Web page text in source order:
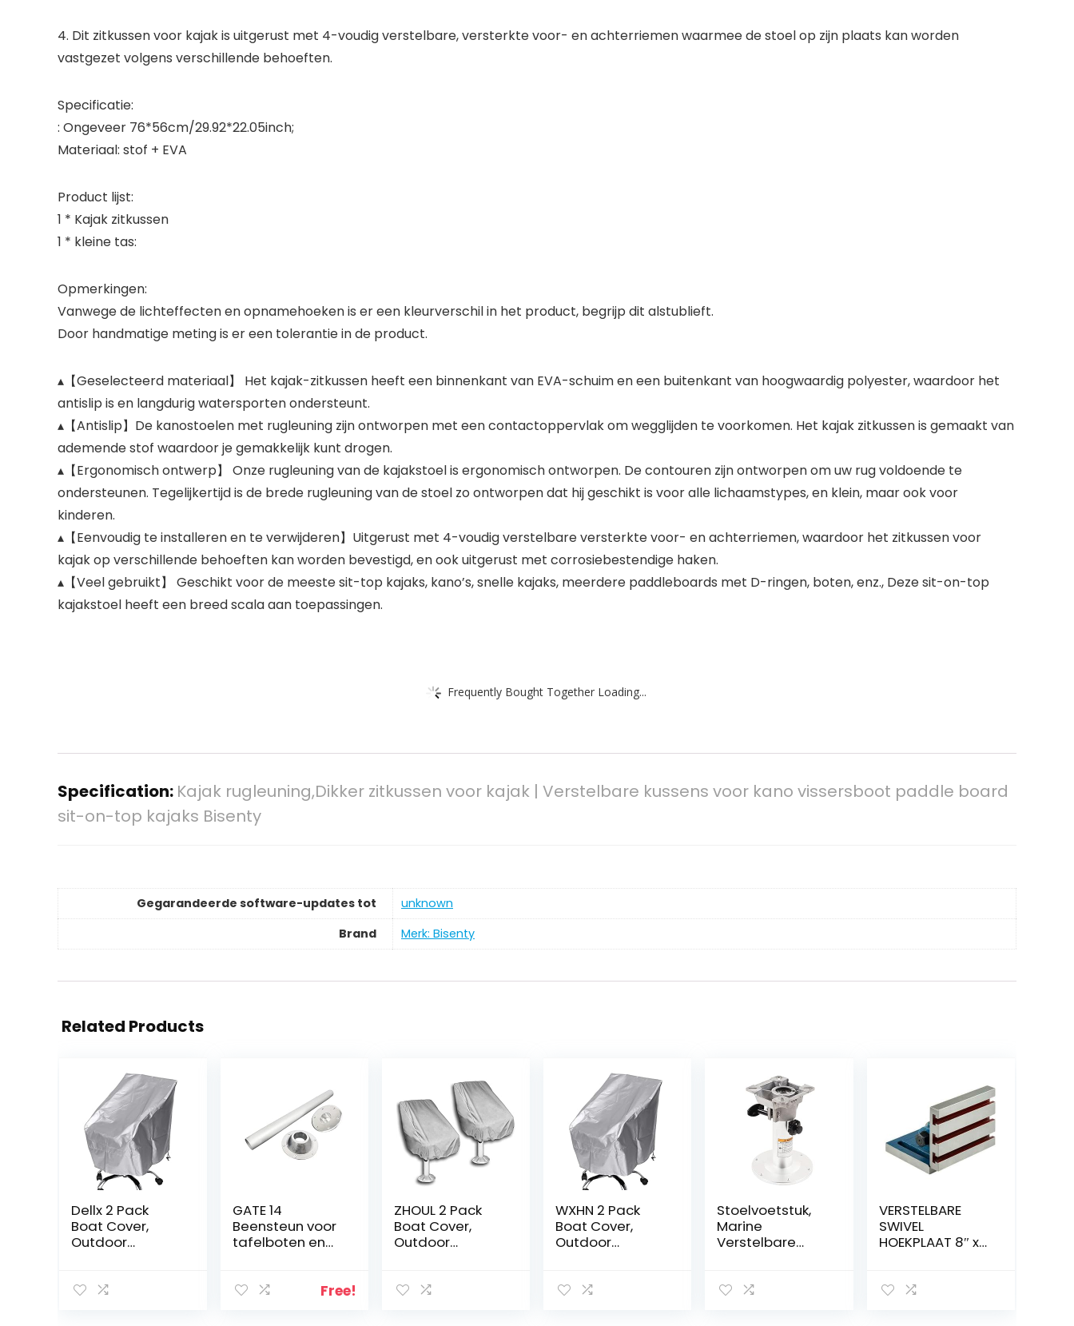
4. Dit zitkussen voor kajak is uitgerust met 4-voudig verstelbare, versterkte voor- en achterriemen waarmee de stoel op zijn plaats kan worden
vastgezet volgens verschillende behoeften.
Specificatie:
: Ongeveer 76*56cm/29.92*22.05inch;
Materiaal: stof + EVA
Product lijst:
1 * Kajak zitkussen
1 * kleine tas:
Opmerkingen:
Vanwege de lichteffecten en opnamehoeken is er een kleurverschil in het product, begrijp dit alstublieft.
Door handmatige meting is er een tolerantie in de product.
▴【Geselecteerd materiaal】 Het kajak-zitkussen heeft een binnenkant van EVA-schuim en een buitenkant van hoogwaardig polyester, waardoor het
antislip is en langdurig watersporten ondersteunt.
▴【Antislip】De kanostoelen met rugleuning zijn ontworpen met een contactoppervlak om wegglijden te voorkomen. Het kajak zitkussen is gemaakt van
ademende stof waardoor je gemakkelijk kunt drogen.
▴【Ergonomisch ontwerp】 Onze rugleuning van de kajakstoel is ergonomisch ontworpen. De contouren zijn ontworpen om uw rug voldoende te
ondersteunen. Tegelijkertijd is de brede rugleuning van de stoel zo ontworpen dat hij geschikt is voor alle lichaamstypes, en klein, maar ook voor
kinderen.
▴【Eenvoudig te installeren en te verwijderen】Uitgerust met 4-voudig verstelbare versterkte voor- en achterriemen, waardoor het zitkussen voor
kajak op verschillende behoeften kan worden bevestigd, en ook uitgerust met corrosiebestendige haken.
▴【Veel gebruikt】 Geschikt voor de meeste sit-top kajaks, kano’s, snelle kajaks, meerdere paddleboards met D-ringen, boten, enz., Deze sit-on-top
kajakstoel heeft een breed scala aan toepassingen.
Frequently Bought Together Loading...
Specification: Kajak rugleuning,Dikker zitkussen voor kajak | Verstelbare kussens voor kano vissersboot paddle board
sit-on-top kajaks Bisenty
Gegarandeerde software-updates tot
‎unknown
Brand
Merk: Bisenty
Related Products
Dellx 2 Pack
Boat Cover,
Outdoor
Captain Boat
GATE 14
Beensteun voor
tafelboten en
Free!
ZHOUL 2 Pack
Boat Cover,
Outdoor
Captain Boat
WXHN 2 Pack
Boat Cover,
Outdoor
Captain Boat
Stoelvoetstuk,
Marine
Verstelbare
330-480mm
VERSTELBARE
SWIVEL
HOEKPLAAT 8″ x
hoogwaardig